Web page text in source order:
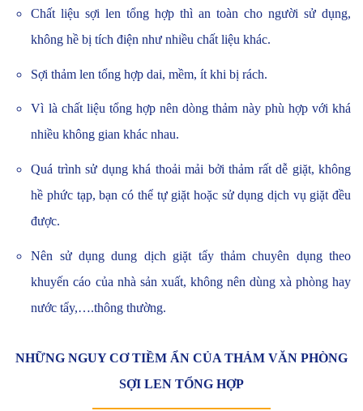
Chất liệu sợi len tổng hợp thì an toàn cho người sử dụng,
không hề bị tích điện như nhiều chất liệu khác.
Sợi thảm len tổng hợp dai, mềm, ít khi bị rách.
Vì là chất liệu tổng hợp nên dòng thảm này phù hợp với khá
nhiều không gian khác nhau.
Quá trình sử dụng khá thoải mải bởi thảm rất dễ giặt, không
hề phức tạp, bạn có thể tự giặt hoặc sử dụng dịch vụ giặt đều
được.
Nên sử dụng dung dịch giặt tẩy thảm chuyên dụng theo
khuyến cáo của nhà sản xuất, không nên dùng xà phòng hay
nước tẩy,….thông thường.
NHỮNG NGUY CƠ TIỀM ẨN CỦA THẢM VĂN PHÒNG
SỢI LEN TỔNG HỢP